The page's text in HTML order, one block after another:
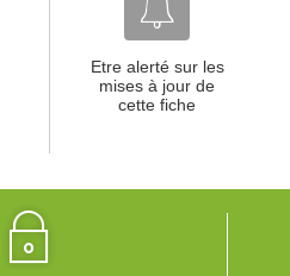
Etre alerté sur les
mises à jour de
cette fiche